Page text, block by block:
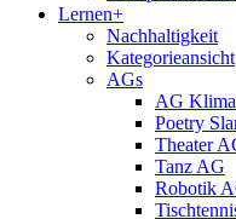
Lernen+
Nachhaltigkeit
Kategorieansicht
AGs
AG
Poetry
Theater
Tanz AG
Robotik